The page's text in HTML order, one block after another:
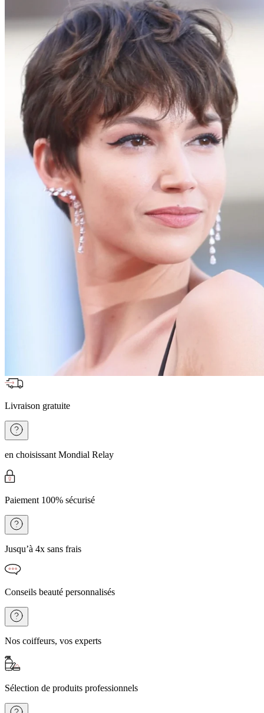
Livraison gratuite
en choisissant Mondial Relay
Paiement 100% sécurisé
Jusqu’à 4x sans frais
Conseils beauté personnalisés
Nos coiffeurs, vos experts
Sélection de produits professionnels